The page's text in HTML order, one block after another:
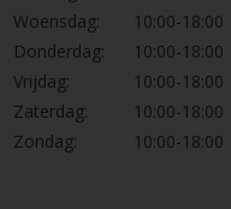
Woensdag:
10:00-18:00
Donderdag:
10:00-18:00
Vrijdag:
10:00-18:00
Zaterdag:
10:00-18:00
Zondag:
10:00-18:00